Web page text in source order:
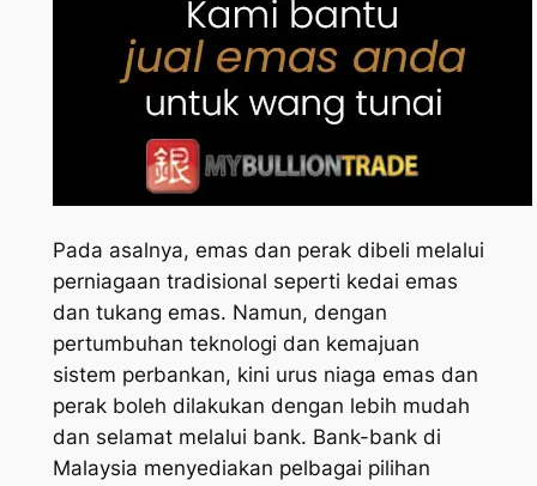
Pada asalnya, emas dan perak dibeli melalui
perniagaan tradisional seperti kedai emas
dan tukang emas. Namun, dengan
pertumbuhan teknologi dan kemajuan
sistem perbankan, kini urus niaga emas dan
perak boleh dilakukan dengan lebih mudah
dan selamat melalui bank. Bank-bank di
Malaysia menyediakan pelbagai pilihan